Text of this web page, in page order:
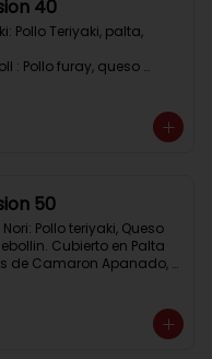
40
Pollo Teriyaki, palta,
: Pollo furay, queso
Salmon,
Queso crema, cubierto
en salsa
50
Pollo teriyaki, Queso
Cubierto en Palta
de Camaron Apanado,
en Salmon
Oriental: Pescado